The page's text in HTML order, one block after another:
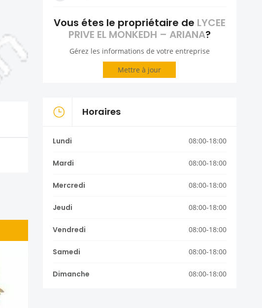
Vous étes le propriétaire de LYCEE
PRIVE EL MONKEDH – ARIANA?
Gérez les informations de votre entreprise
Mettre à jour
Horaires
Lundi 08:00-18:00
Mardi 08:00-18:00
Mercredi 08:00-18:00
Jeudi 08:00-18:00
Vendredi 08:00-18:00
Samedi 08:00-18:00
Dimanche 08:00-18:00